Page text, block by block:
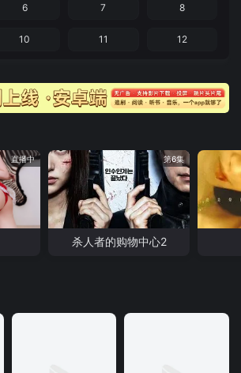
6 7 8
10 11 12
直播中 第6集
杀人者的购物中心2